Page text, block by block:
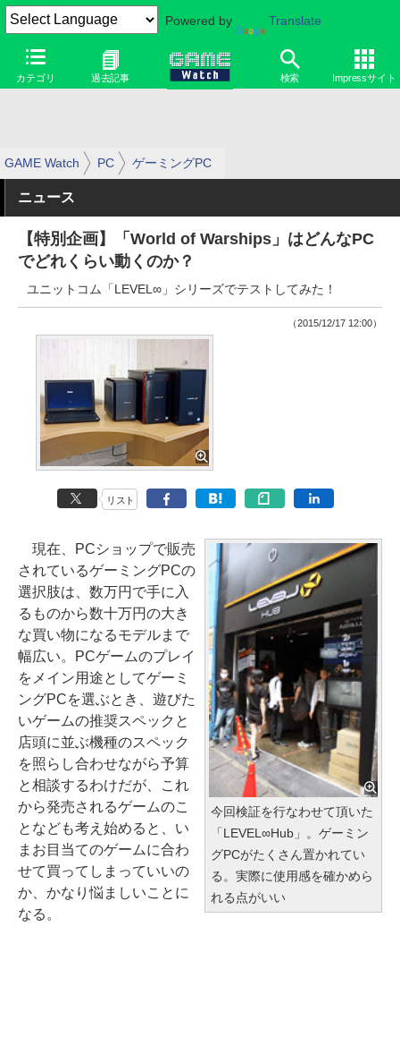
Powered by Translate
カテゴリ 過去記事 検索 Impressサイト
GAME Watch PC ゲーミングPC
ニュース
【特別企画】「World of Warships」はどんなPC
でどれくらい動くのか？
ユニットコム「LEVEL∞」シリーズでテストしてみた！
（2015/12/17 12:00）
リスト
今回検証を行なわせて頂いた
「LEVEL∞Hub」。ゲーミン
グPCがたくさん置かれてい
る。実際に使用感を確かめら
れる点がいい
現在、PCショップで販売
されているゲーミングPCの
選択肢は、数万円で手に入
るものから数十万円の大き
な買い物になるモデルまで
幅広い。PCゲームのプレイ
をメイン用途としてゲーミ
ングPCを選ぶとき、遊びた
いゲームの推奨スペックと
店頭に並ぶ機種のスペック
を照らし合わせながら予算
と相談するわけだが、これ
から発売されるゲームのこ
となども考え始めると、い
まお目当てのゲームに合わ
せて買ってしまっていいの
か、かなり悩ましいことに
なる。